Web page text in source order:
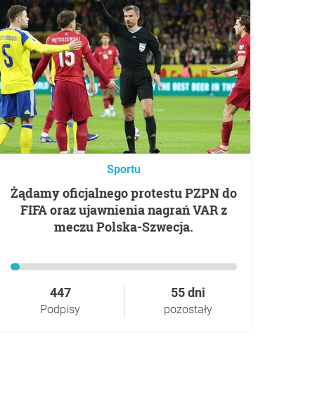
Sportu
Żądamy oficjalnego protestu PZPN do
FIFA oraz ujawnienia nagrań VAR z
meczu Polska-Szwecja.
447
Podpisy
55 dni
pozostały